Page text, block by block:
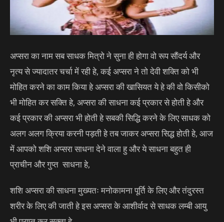
अप्सरा का नाम सब साधक मित्रो ने सुना ही होगा वो रूप सौंदर्य और
नृत्य से ज्यादातर चर्चा में रही हे, कई अप्सरा ने तो देवी शक्ति को भी
मोहित करने का काम किया हे अप्सरा की खासियत ये हे की वो किसीको
भी मोहित कर सक्ति हे, अप्सरा की साधना कई प्रकार से होती हे और
कई प्रकार की अप्सरा भी होती हे सबकी सिद्धि करने के लिए साधक को
अलग अलग क्रिया करनी पड़ती हे तब जाकर अप्सरा सिद्ध होती हे, आज
में आपको शशि अप्सरा साधना देने वाला हु और ये साधना बहुत ही
प्राचीन और गुप्त साधना हे,
शशि अप्सरा की साधना मुख्यतः मनोकामना पूर्ति के लिए और तंदुरस्त
शरीर के लिए की जाती हे इस अप्सरा के आशीर्वाद से साधक लम्बी आयु